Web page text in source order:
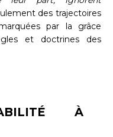
des trajectoires
par la grâce
et doctrines des
À